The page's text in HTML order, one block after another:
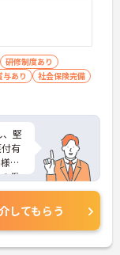
研修制度あり
与あり
社会保険完備
、堅
有
の
働
ま
ケ
、業
し
給
してもらう